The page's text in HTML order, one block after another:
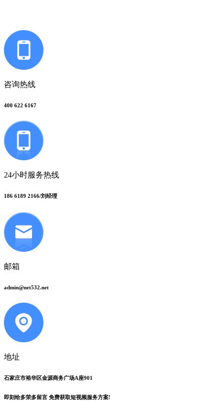
咨询热线
400 622 6167
24小时服务热线
186 6189 2166/刘经理
邮箱
admin@net532.net
地址
石家庄市裕华区金源商务广场A座901
即刻给多荣多留言 免费获取短视频服务方案!